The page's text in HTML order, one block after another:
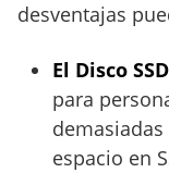
desventajas
El Disco
para
espacio en